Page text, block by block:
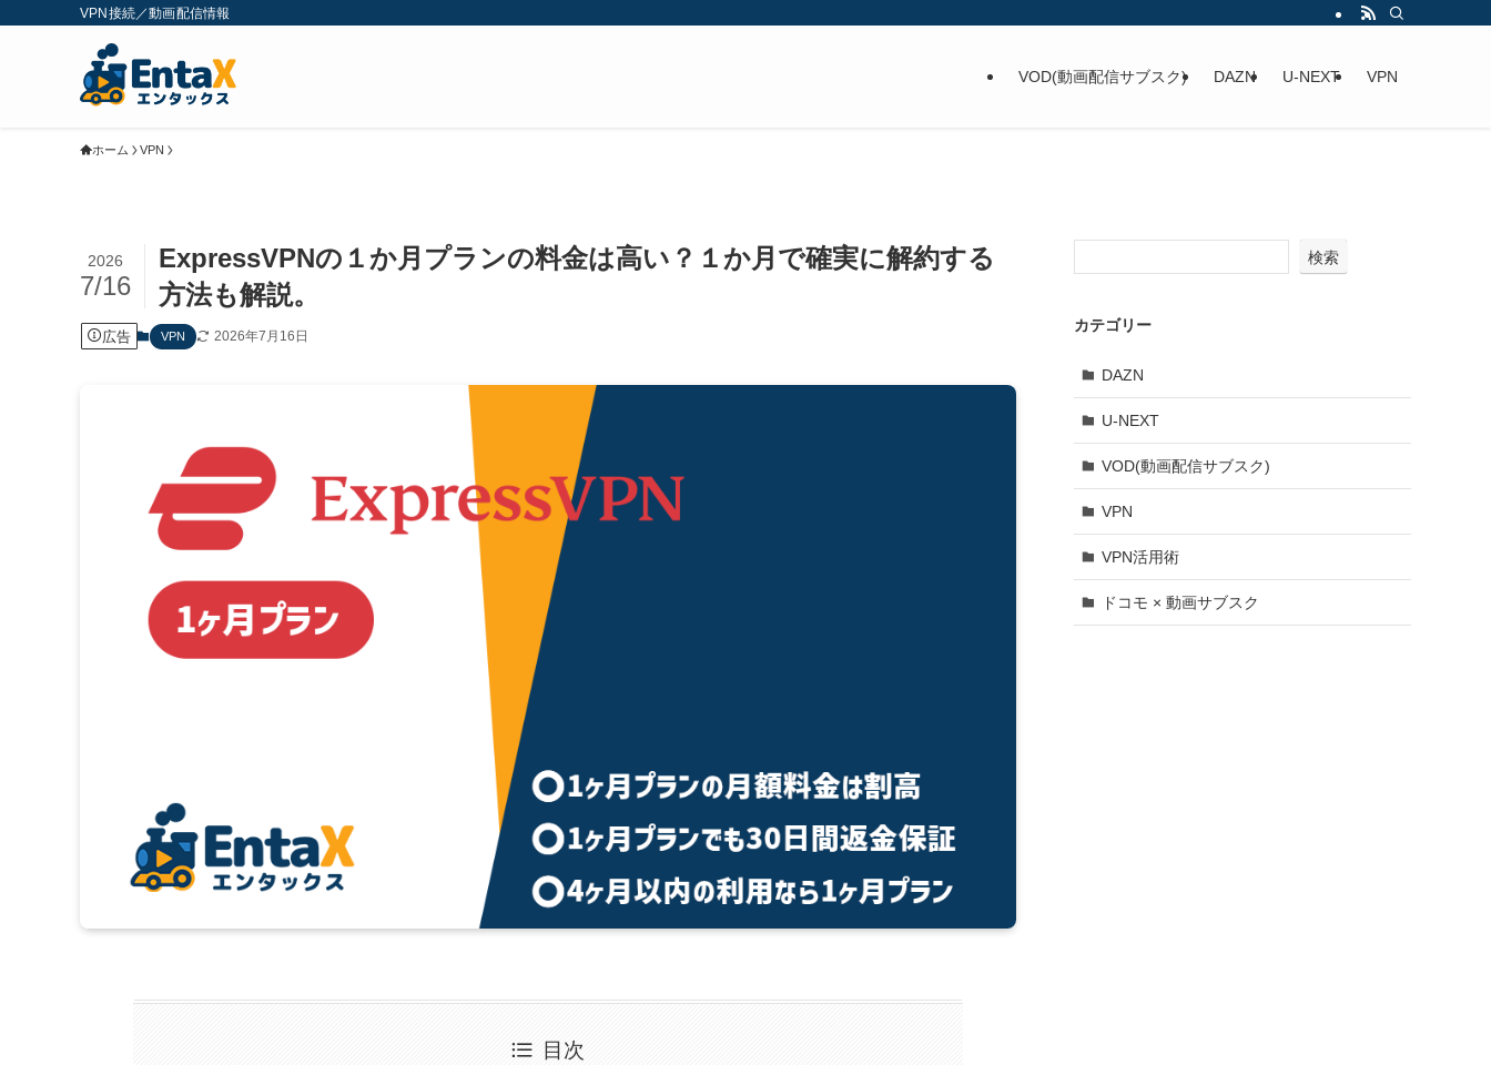
VPN接続／動画配信情報
VOD(動画配信サブスク) DAZN U-NEXT VPN
ホーム VPN
ExpressVPNの１か月プランの料金は高い？１か月で確実に解約する
方法も解説。
2026
7/16
広告 VPN 2026年7月16日
目次
検索
カテゴリー
DAZN
U-NEXT
VOD(動画配信サブスク)
VPN
VPN活用術
ドコモ × 動画サブスク